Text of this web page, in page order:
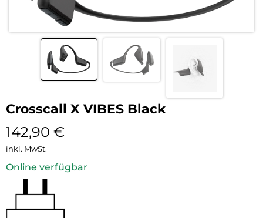
Crosscall X VIBES Black
142,90 €
inkl. MwSt.
Online verfügbar